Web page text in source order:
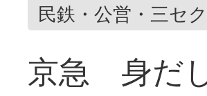
民鉄・公営・三セク
京急 身だ